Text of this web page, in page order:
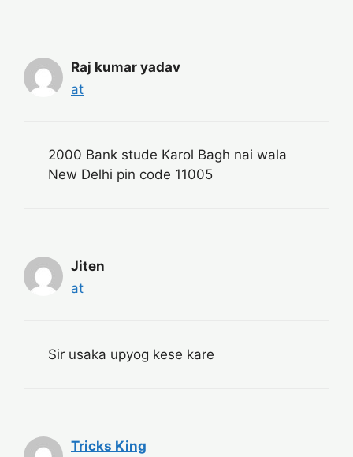
Raj kumar yadav
at
2000 Bank stude Karol Bagh nai wala
New Delhi pin code 11005
Jiten
at
Sir usaka upyog kese kare
Tricks King